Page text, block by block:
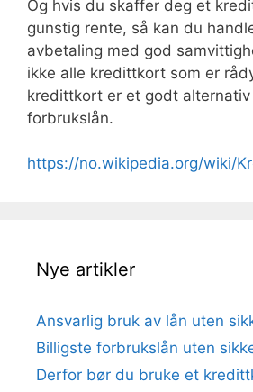
Og hvis du skaffer deg et
gunstig rente, så kan du
avbetaling med god
ikke alle kredittkort som er
kredittkort er et godt alternativ
forbrukslån.
https://no.wikipedia.org/wiki/
Nye artikler
Ansvarlig bruk av lån uten
Billigste forbrukslån uten
Derfor bør du bruke et